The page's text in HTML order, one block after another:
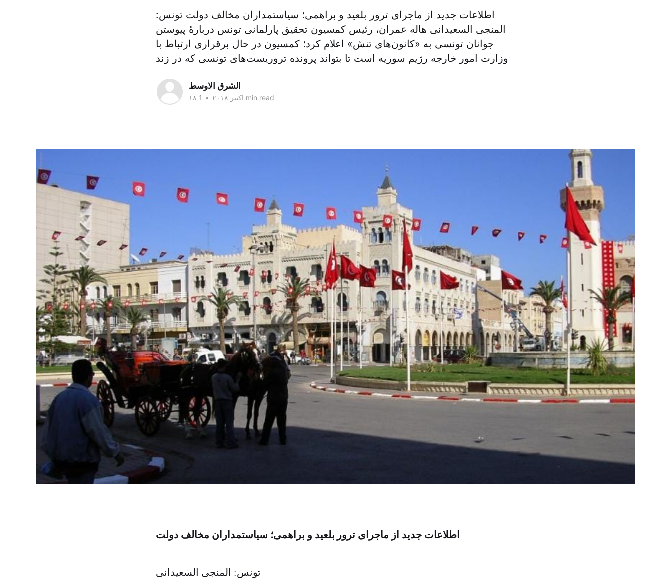
اطلاعات جدید از ماجرای ترور بلعید و براهمی؛ سیاستمداران مخالف دولت تونس:
المنجی السعیدانی هاله عمران، رئیس کمسیون تحقیق پارلمانی تونس دربارهٔ پیوستن
جوانان تونسی به «کانون‌های تنش» اعلام کرد؛ کمسیون در حال برقراری ارتباط با
وزارت امور خارجه رژیم سوریه است تا بتواند پرونده تروریست‌های تونسی که در زند
الشرق الاوسط
۱۸ اکتبر ۲۰۱۸ • 1 min read
اطلاعات جدید از ماجرای ترور بلعید و براهمی؛ سیاستمداران مخالف دولت
تونس: المنجی السعیدانی